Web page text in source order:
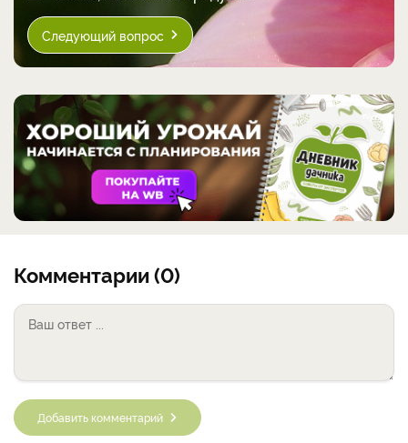
Следующий вопрос
Комментарии (0)
Добавить комментарий